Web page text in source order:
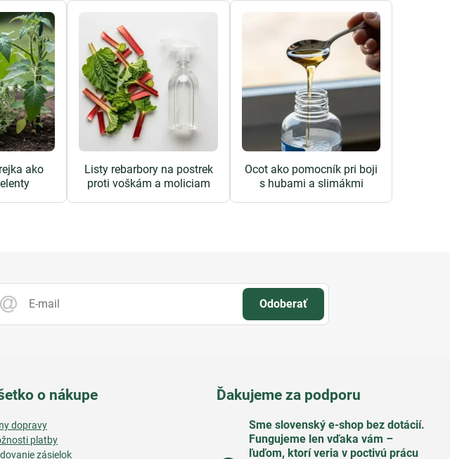
ako
Listy rebarbory na postrek
proti voškám a moliciam
Ocot ako pomocník pri boji
s hubami a slimákmi
Odoberať
o nákupe
dopravy
platby
zásielok
Ďakujeme za podporu
Sme slovenský e-shop bez dotácií​.
Fungujeme len vďaka vám –
ľuďom, ktorí veria v poctivú prácu